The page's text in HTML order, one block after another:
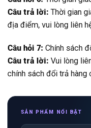
Câu trả lời: Thời gian
địa điểm, vui lòng liên
Câu hỏi 7: Chính sách
Câu trả lời: Vui lòng
chính sách đổi trả hàng
SẢN PHẨM NỔI BẬT